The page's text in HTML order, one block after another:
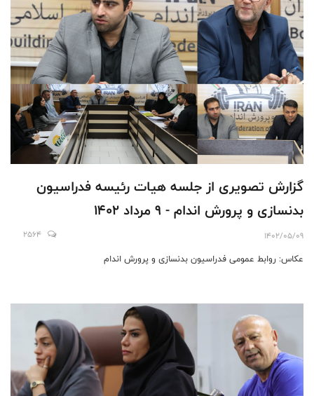
گزارش تصویری از جلسه هیات رئیسه فدراسیون
بدنسازی و پرورش اندام - ۹ مرداد ۱۴۰۲
1402/05/09
2564
عکاس: روابط عمومی فدراسیون بدنسازی و پرورش اندام